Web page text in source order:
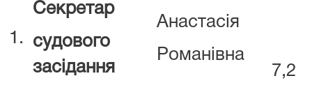
1.
Секретар
судового
засідання
Анастасія
Романівна
7,2